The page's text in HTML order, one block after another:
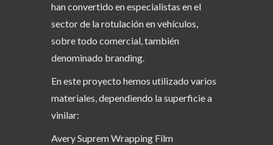
han convertido en especialistas en el
sector de la rotulación en vehículos,
sobre todo comercial, también
denominado branding.
En este proyecto hemos utilizado varios
materiales, dependiendo la superficie a
vinilar:
Avery Suprem Wrapping Film